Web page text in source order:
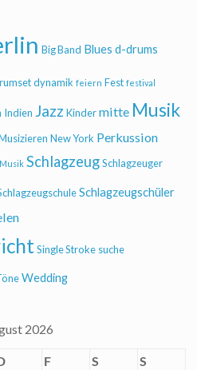
Big Band Blues d-drums
dynamik feiern Fest festival
Indien Jazz Kinder mitte Musik
New York Perkussion
Schlagzeug Schlagzeuger
Schlagzeugschüler
Single Stroke suche
Wedding
2026
F S S